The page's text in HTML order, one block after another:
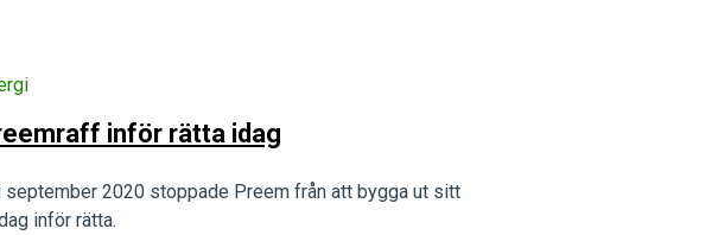
inför rätta idag
2020 stoppade Preem från att bygga ut sitt
inför rätta.